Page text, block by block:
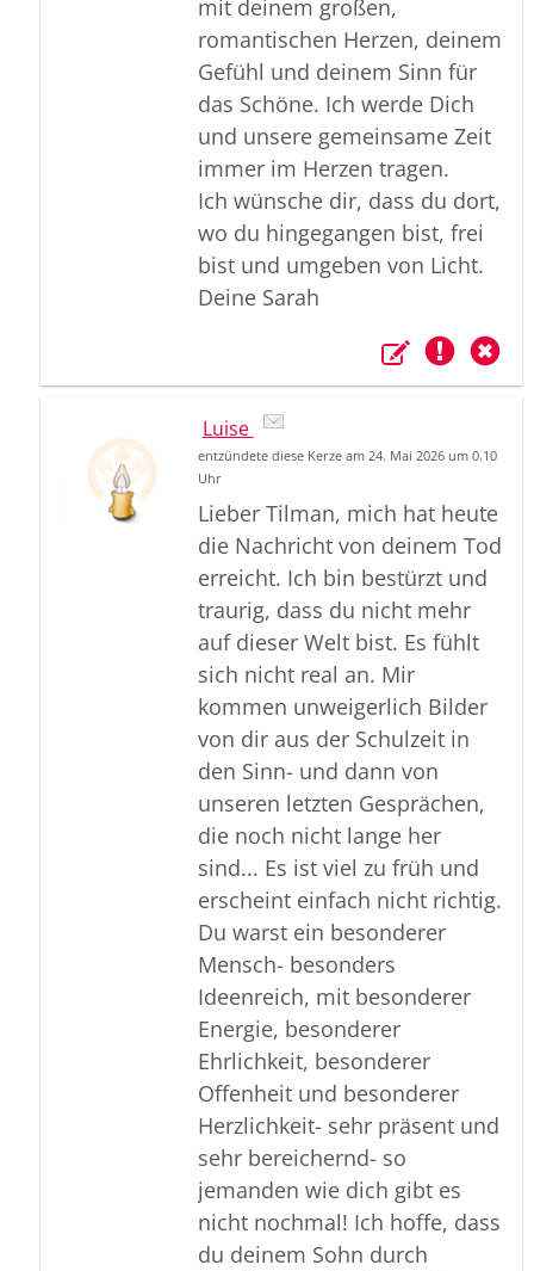
mit deinem großen,
romantischen Herzen, deinem
Gefühl und deinem Sinn für
das Schöne. Ich werde Dich
und unsere gemeinsame Zeit
immer im Herzen tragen.
Ich wünsche dir, dass du dort,
wo du hingegangen bist, frei
bist und umgeben von Licht.
Deine Sarah
Luise
entzündete diese Kerze am 24. Mai 2026 um 0.10
Uhr
Lieber Tilman, mich hat heute
die Nachricht von deinem Tod
erreicht. Ich bin bestürzt und
traurig, dass du nicht mehr
auf dieser Welt bist. Es fühlt
sich nicht real an. Mir
kommen unweigerlich Bilder
von dir aus der Schulzeit in
den Sinn- und dann von
unseren letzten Gesprächen,
die noch nicht lange her
sind... Es ist viel zu früh und
erscheint einfach nicht richtig.
Du warst ein besonderer
Mensch- besonders
Ideenreich, mit besonderer
Energie, besonderer
Ehrlichkeit, besonderer
Offenheit und besonderer
Herzlichkeit- sehr präsent und
sehr bereichernd- so
jemanden wie dich gibt es
nicht nochmal! Ich hoffe, dass
du deinem Sohn durch